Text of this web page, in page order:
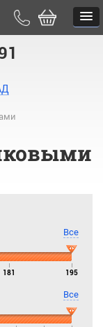
Все
181 195
Все